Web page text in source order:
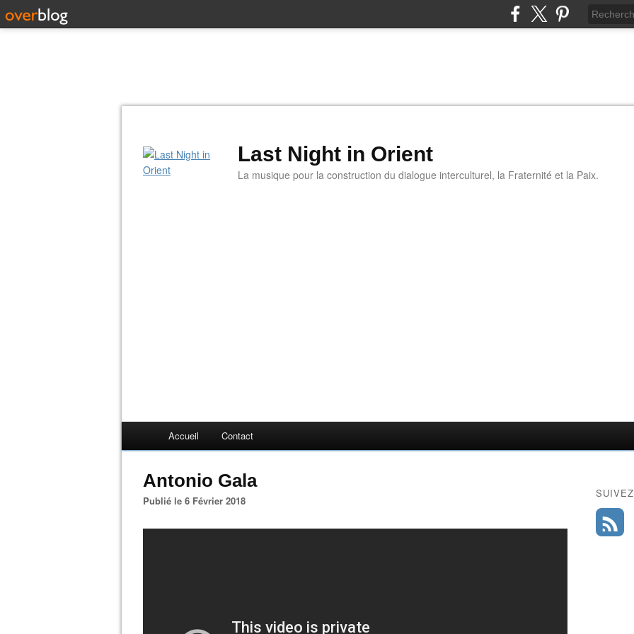
Last Night in Orient
La musique pour la construction du dialogue interculturel, la Fraternité et la Paix.
Accueil Contact
Antonio Gala
Publié le 6 Février 2018